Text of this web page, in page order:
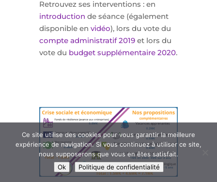
Retrouvez ses interventions : en
introduction de séance (également
disponible en vidéo), lors du vote du
compte administratif 2019et lors du
vote du budget supplémentaire 2020.
Ce site utilise des cookies pour vous garantir la meilleure
expérience de navigation. Si vous continuez à utiliser ce site,
nous supposerons que vous en êtes satisfait.
Ok
Politique de confidentialité